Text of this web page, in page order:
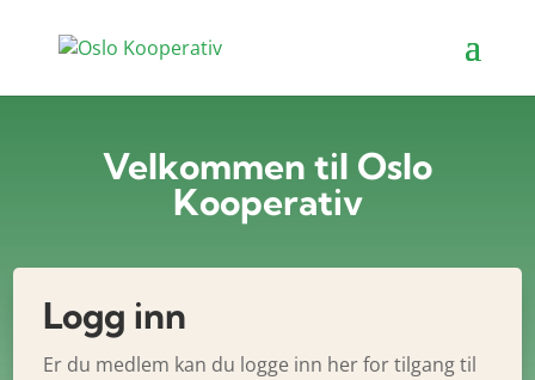
Velkommen til Oslo
Kooperativ
Logg inn
Er du medlem kan du logge inn her for tilgang til